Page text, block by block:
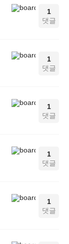
1
댓글
1
댓글
1
댓글
1
댓글
1
댓글